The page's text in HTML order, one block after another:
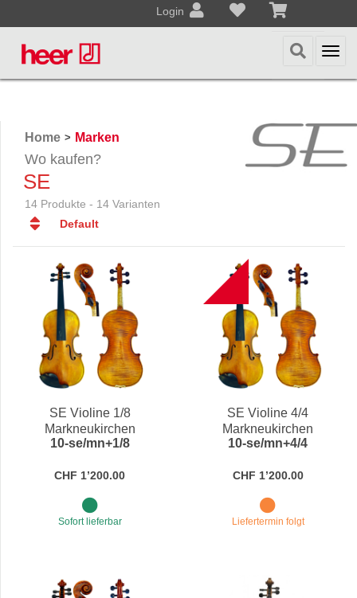
Login
Home > Marken
Wo kaufen?
SE
14 Produkte - 14 Varianten
Default
Default
Datum
Datum
Name
Name
Preis
Preis
SE Violine 1/8
Markneukirchen
10-se/mn+1/8
CHF 1’200.00
Sofort lieferbar
SE Violine 4/4
Markneukirchen
10-se/mn+4/4
CHF 1’200.00
Liefertermin folgt